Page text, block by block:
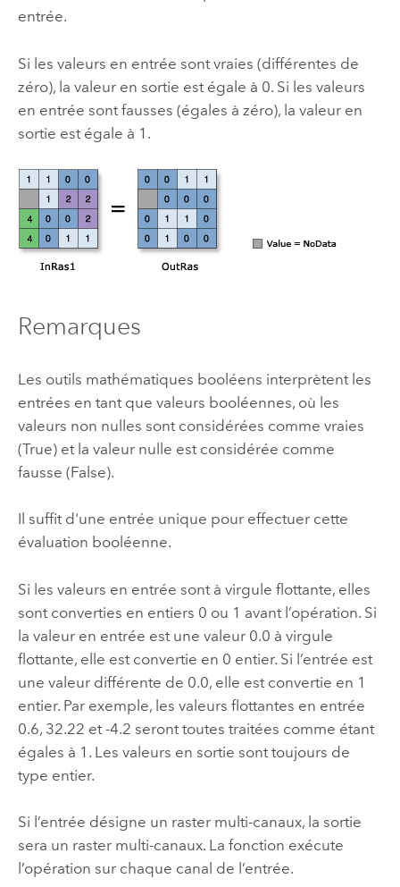
entrée.
Si les valeurs en entrée sont vraies (différentes de
zéro), la valeur en sortie est égale à 0. Si les valeurs
en entrée sont fausses (égales à zéro), la valeur en
sortie est égale à 1.
Remarques
Les outils mathématiques booléens interprètent les
entrées en tant que valeurs booléennes, où les
valeurs non nulles sont considérées comme vraies
(True) et la valeur nulle est considérée comme
fausse (False).
Il suffit d'une entrée unique pour effectuer cette
évaluation booléenne.
Si les valeurs en entrée sont à virgule flottante, elles
sont converties en entiers 0 ou 1 avant l’opération. Si
la valeur en entrée est une valeur 0.0 à virgule
flottante, elle est convertie en 0 entier. Si l’entrée est
une valeur différente de 0.0, elle est convertie en 1
entier. Par exemple, les valeurs flottantes en entrée
0.6, 32.22 et -4.2 seront toutes traitées comme étant
égales à 1. Les valeurs en sortie sont toujours de
type entier.
Si l’entrée désigne un raster multi-canaux, la sortie
sera un raster multi-canaux. La fonction exécute
l’opération sur chaque canal de l’entrée.